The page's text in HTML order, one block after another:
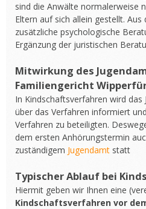
sind die Anwälte normalerweise
Eltern auf sich allein gestellt.
zusätzliche psychologische
Ergänzung der juristischen
Mitwirkung des
Familiengericht
In Kindschaftsverfahren wird
über das Verfahren informiert
Verfahren zu beteiligten.
dem ersten Anhörungstermin
zuständigem Jugendamt statt
Typischer Ablauf bei
Hiermit geben wir Ihnen eine
Kindschaftsverfahren vor